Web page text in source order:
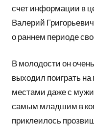
счет информации в
Валерий
о раннем периоде
В молодости он
выходил поиграть
местами даже с
самым младшим в
приклеилось